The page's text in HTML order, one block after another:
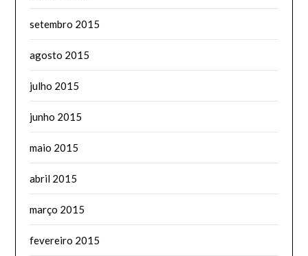
setembro 2015
agosto 2015
julho 2015
junho 2015
maio 2015
abril 2015
março 2015
fevereiro 2015